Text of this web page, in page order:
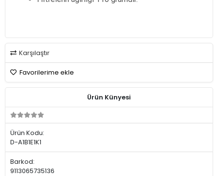
Karşılaştır
Favorilerime ekle
Ürün Künyesi
Ürün Kodu:
D-A1B1E1K1
Barkod:
9113065735136